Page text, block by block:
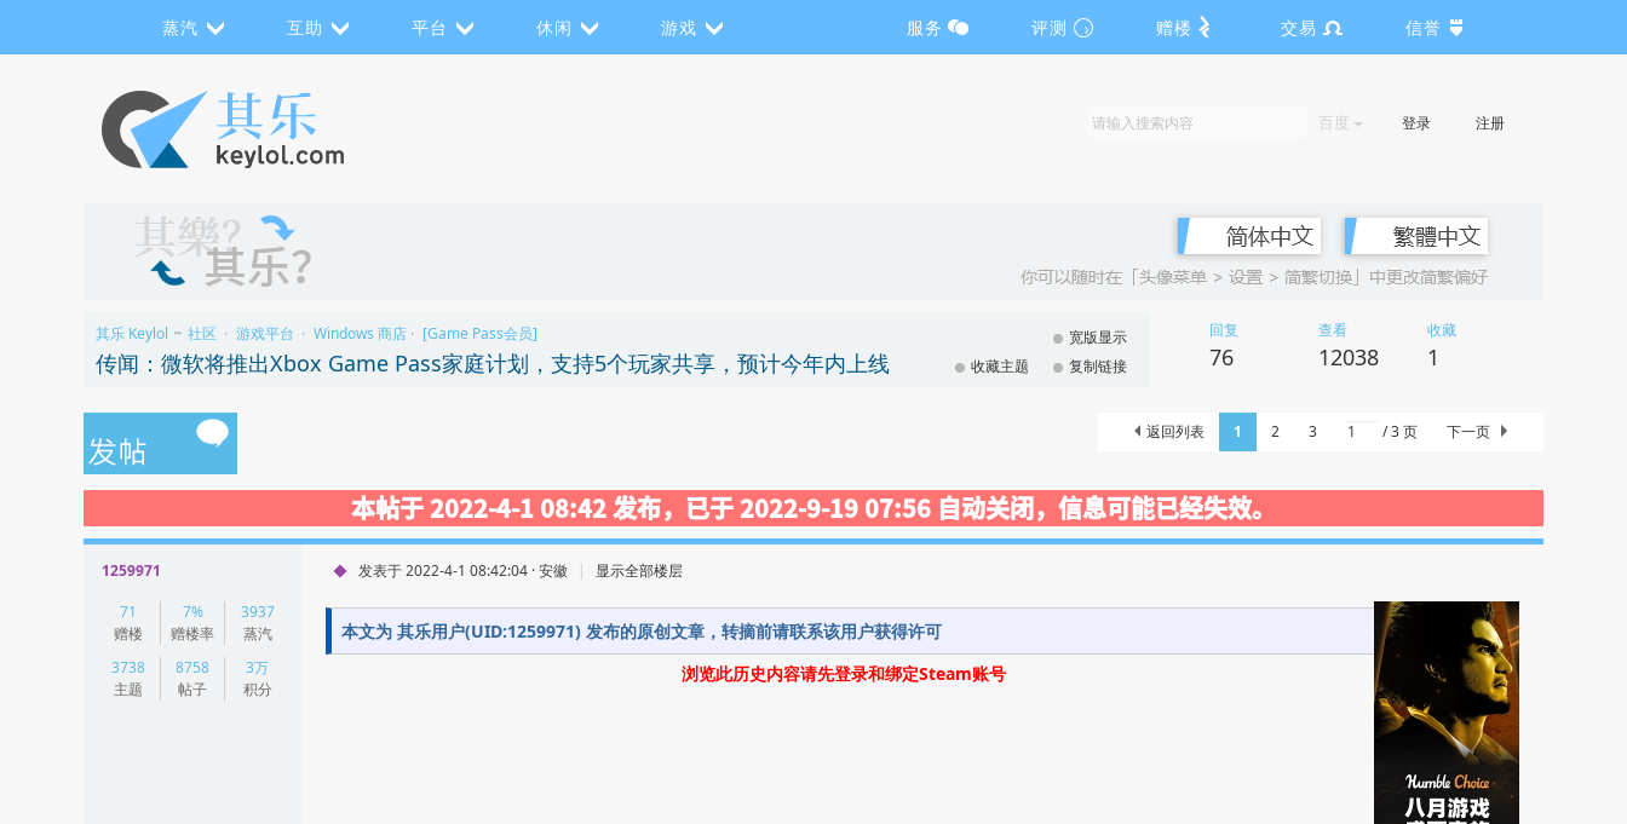
蒸汽 互助 平台 休闲 游戏 服务 评测 赠楼 交易 信誉
百度 登录 注册
其乐 Keylol >> 社区 › 游戏平台 › Windows 商店 › [Game Pass会员]
传闻：微软将推出Xbox Game Pass家庭计划，支持5个玩家共享，预计今年内上线
宽版显示
收藏主题
复制链接
回复
76
查看
12038
收藏
1
1 2 3 / 3 页 下一页
返回列表
本帖于 2022-4-1 08:42 发布，已于 2022-9-19 07:56 自动关闭，信息可能已经失效。
1259971
71
赠楼
7%
赠楼率
3937
蒸汽
3738
主题
8758
帖子
3万
积分
发表于 2022-4-1 08:42:04 · 安徽 |
显示全部楼层
阅读模式
本文为 其乐用户(UID:1259971) 发布的原创文章，转摘前请联系该用户获得许可
浏览此历史内容请先登录和绑定Steam账号